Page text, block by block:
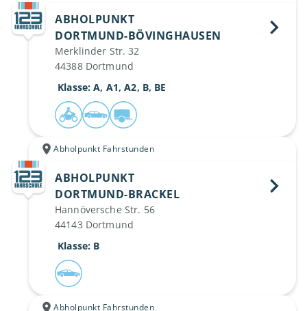
ABHOLPUNKT
DORTMUND-BÖVINGHAUSEN
Merklinder Str. 32
44388 Dortmund
Klasse: A, A1, A2, B, BE
Abholpunkt Fahrstunden
ABHOLPUNKT
DORTMUND-BRACKEL
Hannöversche Str. 56
44143 Dortmund
Klasse: B
Abholpunkt Fahrstunden